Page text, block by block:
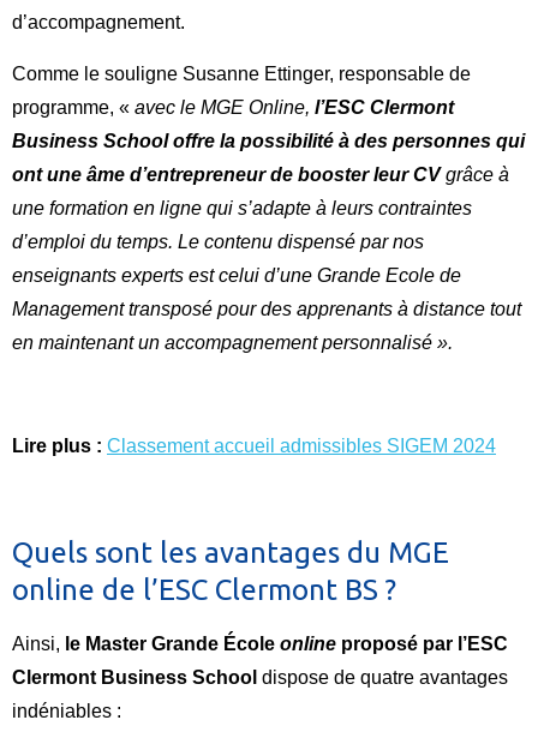
d’accompagnement.
Comme le souligne Susanne Ettinger, responsable de
programme, « avec le MGE Online, l’ESC Clermont
Business School offre la possibilité à des personnes qui
ont une âme d’entrepreneur de booster leur CVgrâce à
une formation en ligne qui s’adapte à leurs contraintes
d’emploi du temps. Le contenu dispensé par nos
enseignants experts est celui d’une Grande Ecole de
Management transposé pour des apprenants à distance tout
en maintenant un accompagnement personnalisé ».
Lire plus : Classement accueil admissibles SIGEM 2024
Quels sont les avantages du MGE
online de l’ESC Clermont BS ?
Ainsi, le Master Grande École online proposé par l’ESC
Clermont Business School dispose de quatre avantages
indéniables :